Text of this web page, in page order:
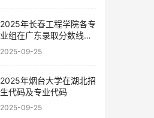
2025年长春工程学院各专
业组在广东录取分数线及
位次
2025-09-25
2025年烟台大学在湖北招
生代码及专业代码
2025-09-25